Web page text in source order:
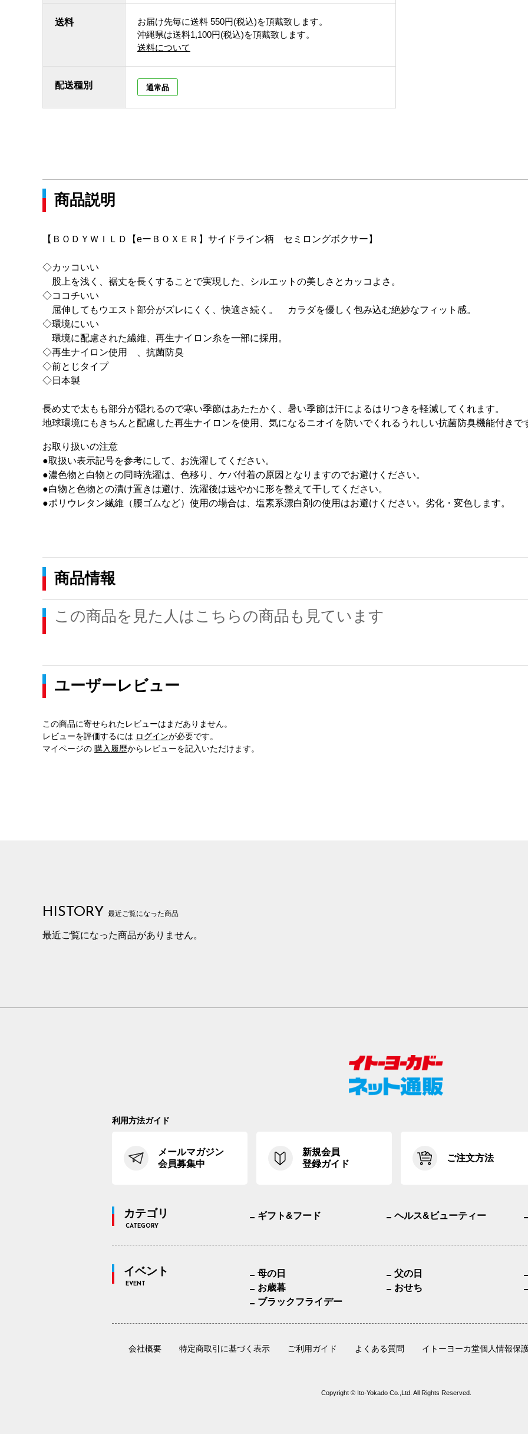
送料 お届け先毎に送料 550円(税込)を頂戴致します。
沖縄県は送料1,100円(税込)を頂戴致します。
送料について
配送種別 通常品
商品説明
【ＢＯＤＹＷＩＬＤ【eーＢＯＸＥＲ】サイドライン柄 セミロングボクサー】
◇カッコいい
股上を浅く、裾丈を長くすることで実現した、シルエットの美しさとカッコよさ。
◇ココチいい
屈伸してもウエスト部分がズレにくく、快適さ続く。 カラダを優しく包み込む絶妙なフィット感。
◇環境にいい
環境に配慮された繊維、再生ナイロン糸を一部に採用。
◇再生ナイロン使用 、抗菌防臭
◇前とじタイプ
◇日本製
長め丈で太もも部分が隠れるので寒い季節はあたたかく、暑い季節は汗によるはりつきを軽減してくれます。
地球環境にもきちんと配慮した再生ナイロンを使用、気になるニオイを防いでくれるうれしい抗菌防臭機能付きで
お取り扱いの注意
●取扱い表示記号を参考にして、お洗濯してください。
●濃色物と白物との同時洗濯は、色移り、ケバ付着の原因となりますのでお避けください。
●白物と色物との漬け置きは避け、洗濯後は速やかに形を整えて干してください。
●ポリウレタン繊維（腰ゴムなど）使用の場合は、塩素系漂白剤の使用はお避けください。劣化・変色します。
商品情報
この商品を見た人はこちらの商品も見ています
ユーザーレビュー
この商品に寄せられたレビューはまだありません。
レビューを評価するには ログインが必要です。
マイページの 購入履歴からレビューを記入いただけます。
HISTORY 最近ご覧になった商品
最近ご覧になった商品がありません。
利用方法ガイド
メールマガジン
会員募集中
新規会員
登録ガイド
ご注文方法
カテゴリ
CATEGORY
ギフト&フード ヘルス&ビューティー
イベント
EVENT
母の日
父の日
お歳暮
おせち
ブラックフライデー
会社概要 特定商取引に基づく表示 ご利用ガイド よくある質問 イトーヨーカ堂個人情報保
Copyright © Ito-Yokado Co.,Ltd. All Rights Reserved.